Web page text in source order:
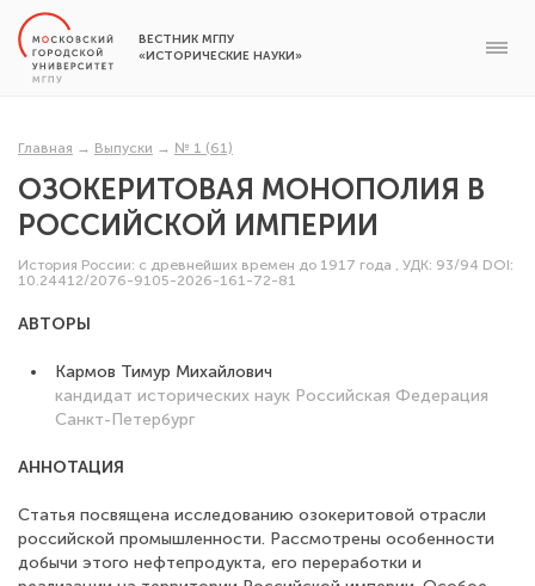
ВЕСТНИК МГПУ
«ИСТОРИЧЕСКИЕ НАУКИ»
Главная → Выпуски → № 1 (61)
ОЗОКЕРИТОВАЯ МОНОПОЛИЯ В
РОССИЙСКОЙ ИМПЕРИИ
История России: с древнейших времен до 1917 года , УДК: 93/94 DOI:
10.24412/2076-9105-2026-161-72-81
АВТОРЫ
Кармов Тимур Михайлович
кандидат исторических наук Российская Федерация
Санкт-Петербург
АННОТАЦИЯ
Статья посвящена исследованию озокеритовой отрасли
российской промышленности. Рассмотрены особенности
добычи этого нефтепродукта, его переработки и